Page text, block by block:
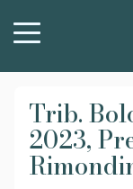
Trib.
2023,